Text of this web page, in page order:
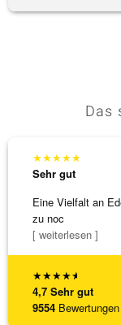
Das
★★★★★
4,7 Sehr gut
9554 Bewertungen
★★★★★
Sehr gut
Eine Vielfalt an
zu noc
[ weiterlesen ]